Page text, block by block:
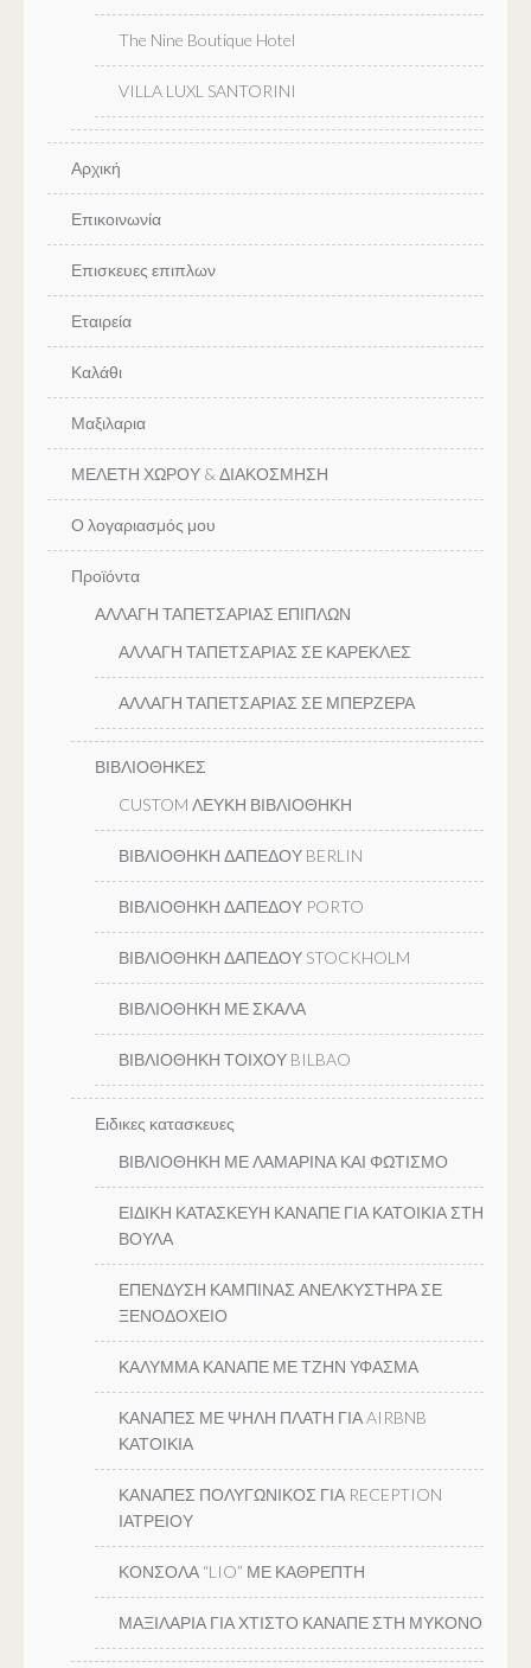
The Nine Boutique Hotel
VILLA LUXL SANTORINI
Αρχική
Επικοινωνία
Επισκευες επιπλων
Εταιρεία
Καλάθι
Μαξιλαρια
ΜΕΛΕΤΗ ΧΩΡΟΥ & ΔΙΑΚΟΣΜΗΣΗ
Ο λογαριασμός μου
Προϊόντα
ΑΛΛΑΓΗ ΤΑΠΕΤΣΑΡΙΑΣ ΕΠΙΠΛΩΝ
ΑΛΛΑΓΗ ΤΑΠΕΤΣΑΡΙΑΣ ΣΕ ΚΑΡΕΚΛΕΣ
ΑΛΛΑΓΗ ΤΑΠΕΤΣΑΡΙΑΣ ΣΕ ΜΠΕΡΖΕΡΑ
ΒΙΒΛΙΟΘΗΚΕΣ
CUSTOM ΛΕΥΚΗ ΒΙΒΛΙΟΘΗΚΗ
ΒΙΒΛΙΟΘΗΚΗ ΔΑΠΕΔΟΥ BERLIN
ΒΙΒΛΙΟΘΗΚΗ ΔΑΠΕΔΟΥ PORTO
ΒΙΒΛΙΟΘΗΚΗ ΔΑΠΕΔΟΥ STOCKHOLM
ΒΙΒΛΙΟΘΗΚΗ ΜΕ ΣΚΑΛΑ
ΒΙΒΛΙΟΘΗΚΗ ΤΟΙΧΟΥ BILBAO
Ειδικες κατασκευες
ΒΙΒΛΙΟΘΗΚΗ ΜΕ ΛΑΜΑΡΙΝΑ ΚΑΙ ΦΩΤΙΣΜΟ
ΕΙΔΙΚΗ ΚΑΤΑΣΚΕΥΗ ΚΑΝΑΠΕ ΓΙΑ ΚΑΤΟΙΚΙΑ ΣΤΗ
ΒΟΥΛΑ
ΕΠΕΝΔΥΣΗ ΚΑΜΠΙΝΑΣ ΑΝΕΛΚΥΣΤΗΡΑ ΣΕ
ΞΕΝΟΔΟΧΕΙΟ
ΚΑΛΥΜΜΑ ΚΑΝΑΠΕ ΜΕ ΤΖΗΝ ΥΦΑΣΜΑ
ΚΑΝΑΠΕΣ ΜΕ ΨΗΛΗ ΠΛΑΤΗ ΓΙΑ AIRBNB
ΚΑΤΟΙΚΙΑ
ΚΑΝΑΠΕΣ ΠΟΛΥΓΩΝΙΚΟΣ ΓΙΑ RECEPTION
ΙΑΤΡΕΙΟΥ
ΚΟΝΣΟΛΑ “LIO” ΜΕ ΚΑΘΡΕΠΤΗ
ΜΑΞΙΛΑΡΙΑ ΓΙΑ ΧΤΙΣΤΟ ΚΑΝΑΠΕ ΣΤΗ ΜΥΚΟΝΟ